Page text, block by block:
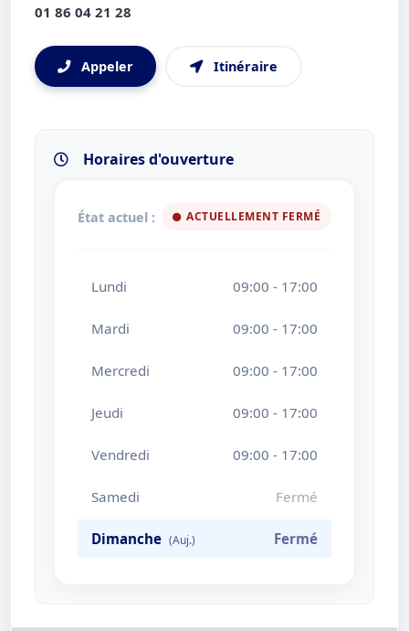
01 86 04 21 28
Appeler Itinéraire
Horaires d'ouverture
État actuel : ACTUELLEMENT FERMÉ
Lundi 09:00 - 17:00
Mardi 09:00 - 17:00
Mercredi 09:00 - 17:00
Jeudi 09:00 - 17:00
Vendredi 09:00 - 17:00
Samedi Fermé
Dimanche Fermé